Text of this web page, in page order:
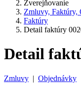
Zverejňovanie
Zmluvy, Faktúry,
Faktúry
Detail faktúry
Detail
Zmluvy | Objednávky